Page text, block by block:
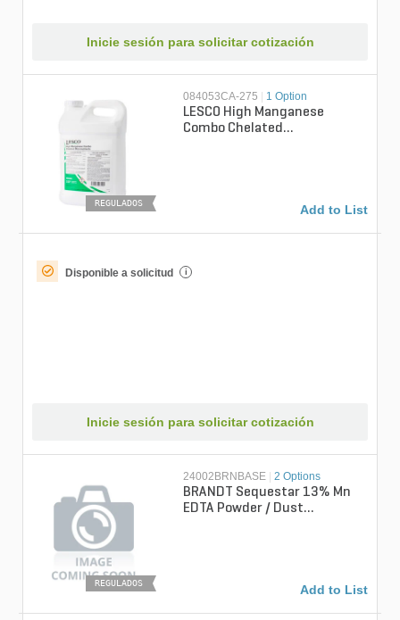
Inicie sesión para solicitar cotización
REGULADOS
084053CA-275 1 Option
LESCO High Manganese
Combo Chelated
Add to List
Disponible a solicitud i
Inicie sesión para solicitar cotización
REGULADOS
24002BRNBASE 2 Options
BRANDT Sequestar 13% Mn
EDTA Powder / Dust
Add to List